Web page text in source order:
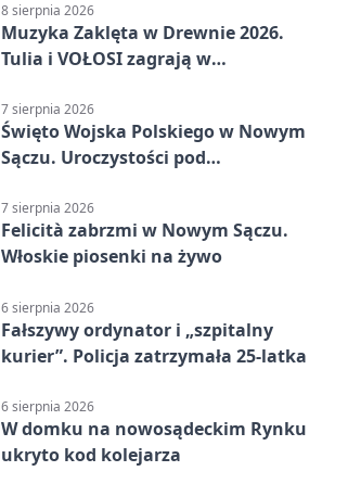
8 sierpnia 2026
Muzyka Zaklęta w Drewnie 2026.
Tulia i VOŁOSI zagrają w
7 sierpnia 2026
Święto Wojska Polskiego w Nowym
Sączu. Uroczystości pod
7 sierpnia 2026
Felicità zabrzmi w Nowym Sączu.
Włoskie piosenki na żywo
6 sierpnia 2026
Fałszywy ordynator i „szpitalny
kurier”. Policja zatrzymała 25-latka
6 sierpnia 2026
W domku na nowosądeckim Rynku
ukryto kod kolejarza